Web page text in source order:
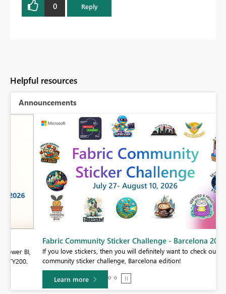
0 Reply
Helpful resources
Announcements
Fabric Community Sticker Challenge - Barcelona 2026
If you love stickers, then you will definitely want to check out our
community sticker challenge, Barcelona edition!
Learn more